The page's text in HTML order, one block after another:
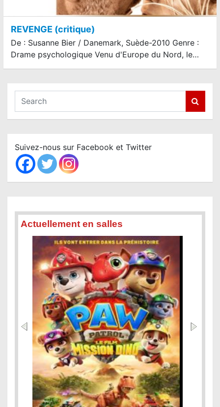
REVENGE (critique)
De : Susanne Bier / Danemark, Suède-2010 Genre :
Drame psychologique Venu d'Europe du Nord, le…
a
c
h
Suivez-nous sur Facebook et Twitter
Actuellement en salles